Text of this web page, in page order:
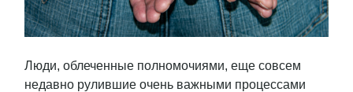
Люди, облеченные полномочиями, еще совсем
недавно рулившие очень важными процессами